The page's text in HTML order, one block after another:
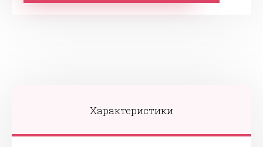
Характеристики